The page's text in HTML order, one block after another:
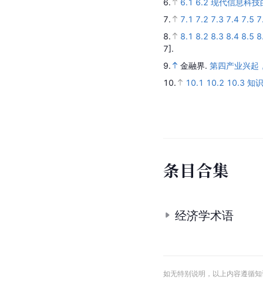
7.
7.1 7.2 7.3 7.4 7.5
8.
8.1 8.2 8.3 8.4 8.5
7].
9.
金融界. 第四产业兴起
10.
10.1 10.2 10.3 知
条目合集
经济学术语
如无特别说明，以上内容遵循